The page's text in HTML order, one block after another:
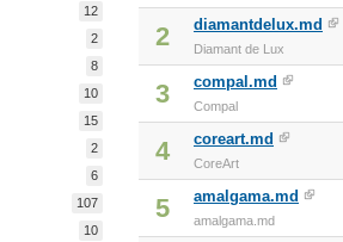
12
2
8
10
15
2
6
107
10
2 diamantdelux.md
Diamant de Lux
3 compal.md
Compal
4 coreart.md
CoreArt
5 amalgama.md
amalgama.md